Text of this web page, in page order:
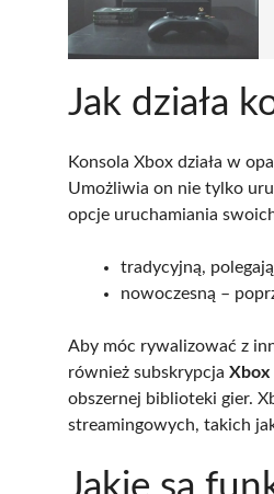
Jak działa
Konsola Xbox działa w
Umożliwia on nie tylko
opcje uruchamiania
tradycyjną,
nowoczesną –
Aby móc rywalizować z
również subskrypcja Xbox
obszernej biblioteki gier.
streamingowych, takich